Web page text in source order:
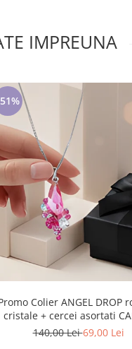
IMPREUNA
Colier ANGEL DROP rose cu
cristale + cercei asortati
140,00 Lei69,00 Lei